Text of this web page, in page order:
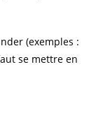
(exemples :
se mettre en